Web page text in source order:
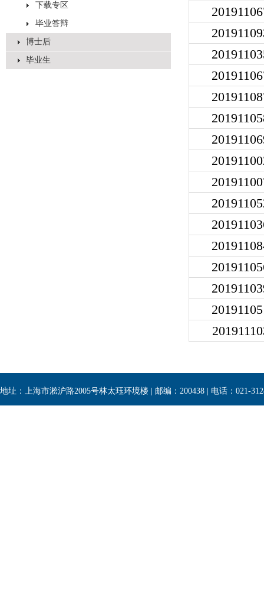
下载专区
毕业答辩
博士后
毕业生
地址：上海市淞沪路2005号林太珏环境楼 | 邮编：200438 | 电话：021-